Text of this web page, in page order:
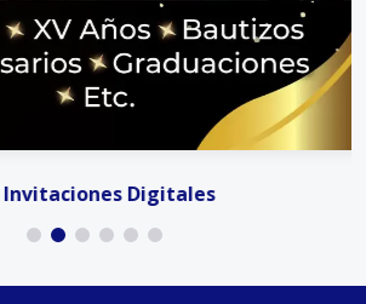
Invitaciones Digitales